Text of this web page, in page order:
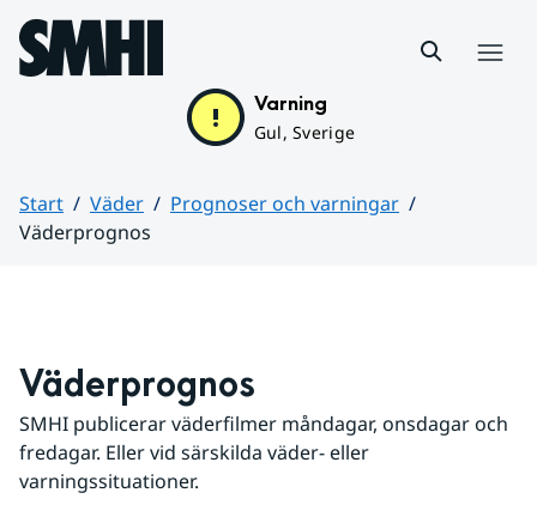
Hoppa till sidans innehåll
Varning
Gul, Sverige
Start Väder
Prognoser och varningar
Väderprognos
Väderprognos
SMHI publicerar väderfilmer måndagar, onsdagar och
fredagar. Eller vid särskilda väder- eller
varningssituationer.